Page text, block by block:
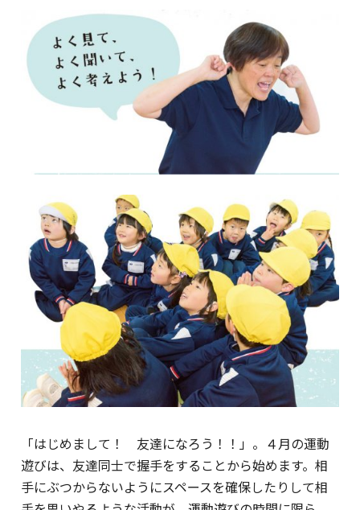
「はじめまして！ 友達になろう！！」。４月の運動
遊びは、友達同士で握手をすることから始めます。相
手にぶつからないようにスペースを確保したりして相